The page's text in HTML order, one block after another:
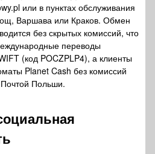
или в пунктах обслуживания
Варшава или Краков. Обмен
без скрытых комиссий, что
переводы
(код POCZPLP4), а клиенты
Planet Cash без комиссий
Почтой Польши.